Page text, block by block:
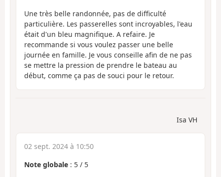
Une très belle randonnée, pas de difficulté
particulière. Les passerelles sont incroyables, l'eau
était d'un bleu magnifique. A refaire. Je
recommande si vous voulez passer une belle
journée en famille. Je vous conseille afin de ne pas
se mettre la pression de prendre le bateau au
début, comme ça pas de souci pour le retour.
Isa VH
02 sept. 2024 à 10:50
Note globale : 5 / 5